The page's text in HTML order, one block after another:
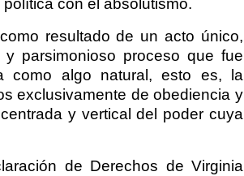
con el absolutismo.
resultado de un acto único,
parsimonioso proceso que fue
como algo natural, esto es, la
exclusivamente de obediencia y
y vertical del poder cuya
de Derechos de Virginia